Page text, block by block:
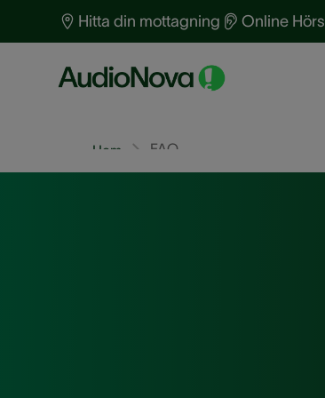
Hitta din mottagning Online
Boka tid för hörseltest
Klicka här
Om AudioNova
FAQ
Hem